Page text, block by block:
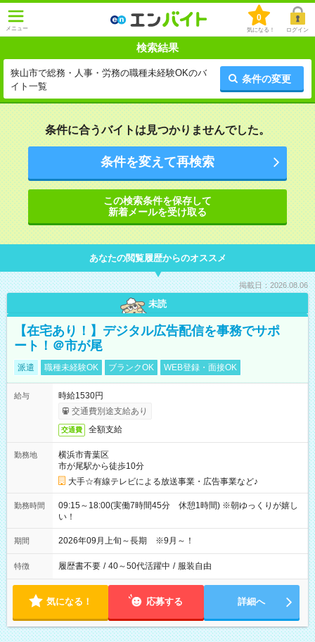
メニュー
0
気になる！ ログイン
検索結果
狭山市で総務・人事・労務の職種未経験OKのバ
イト一覧
条件の変更
条件に合うバイトは見つかりませんでした。
条件を変えて再検索
この検索条件を保存して
新着メールを受け取る
あなたの閲覧履歴からのオススメ
掲載日：2026.08.06
未読
【在宅あり！】デジタル広告配信を事務でサポ
ート！＠市が尾
派遣 職種未経験OK ブランクOK WEB登録・面接OK
給与
時給1530円
交通費別途支給あり
交通費 全額支給
勤務地
横浜市青葉区
市が尾駅から徒歩10分
大手☆有線テレビによる放送事業・広告事業など♪
勤務時間
09:15～18:00(実働7時間45分 休憩1時間) ※朝ゆっくりが嬉し
い！
期間 2026年09月上旬～長期 ※9月～！
特徴 履歴書不要 / 40～50代活躍中 / 服装自由
気になる！ 応募する 詳細へ